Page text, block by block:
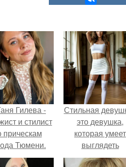
Гилева -
и стилист
прическам
Тюмени.
Стильная
это девушка,
которая умеет
выглядеть